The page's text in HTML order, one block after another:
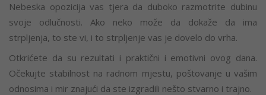
Nebeska opozicija vas tjera da duboko razmotrite dubinu
svoje odlučnosti. Ako neko može da dokaže da ima
strpljenja, to ste vi, i to strpljenje vas je dovelo do vrha.
Otkrićete da su rezultati i praktični i emotivni ovog dana.
Očekujte stabilnost na radnom mjestu, poštovanje u vašim
odnosima i mir znajući da ste izgradili nešto stvarno i trajno.